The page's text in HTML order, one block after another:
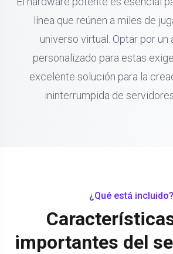
línea que reúnen a miles de
universo virtual. Optar por un
personalizado para estas
excelente solución para la
ininterrumpida de
¿Qué está incluido?
importantes del